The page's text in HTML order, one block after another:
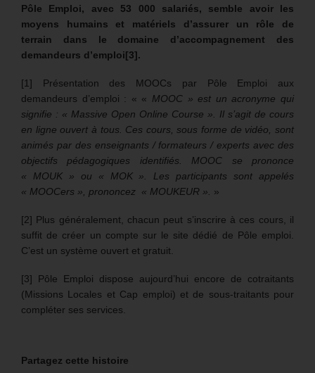
Pôle Emploi, avec 53 000 salariés, semble avoir les
moyens humains et matériels d’assurer un rôle de
terrain dans le domaine d’accompagnement des
demandeurs d’emploi[3].
[1] Présentation des MOOCs par Pôle Emploi aux
demandeurs d’emploi : « « MOOC » est un acronyme qui
signifie : « Massive Open Online Course ». Il s’agit de cours
en ligne ouvert à tous. Ces cours, sous forme de vidéo, sont
animés par des enseignants / formateurs / experts avec des
objectifs pédagogiques identifiés. MOOC se prononce
« MOUK » ou « MOK ». Les participants sont appelés
« MOOCers », prononcez « MOUKEUR ». »
[2] Plus généralement, chacun peut s’inscrire à ces cours, il
suffit de créer un compte sur le site dédié de Pôle emploi.
C’est un système ouvert et gratuit.
[3] Pôle Emploi dispose aujourd’hui encore de cotraitants
(Missions Locales et Cap emploi) et de sous-traitants pour
compléter ses services.
Partagez cette histoire